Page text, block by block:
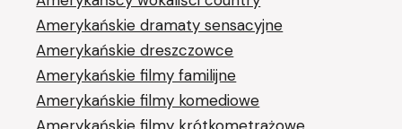
Amerykańskie dramaty sensacyjne
Amerykańskie dreszczowce
Amerykańskie filmy familijne
Amerykańskie filmy komediowe